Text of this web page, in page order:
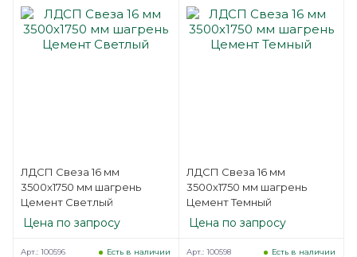
ЛДСП Свеза 16 мм
3500х1750 мм шагрень
Цемент Светлый
Цена по запросу
ЛДСП Свеза 16 мм
3500х1750 мм шагрень
Цемент Темный
Цена по запросу
Есть в наличии
Арт.: 100596 Есть в наличии
Арт.: 100598